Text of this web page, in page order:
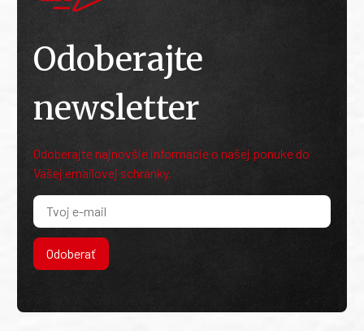
Odoberajte
newsletter
Odoberajte najnovšie informácie o našej ponuke do
Vašej emailovej schránky.
Odoberať